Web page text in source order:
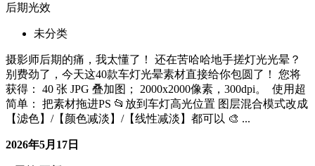
后期光效
未分类
摄影师后期的痛，我太懂了！ 还在苦哈哈地手搓灯光光晕？
别费劲了，今天这40款车灯光晕素材直接给你包圆了！ 您将
获得： 40 张 JPG 叠加图； 2000x2000像素，300dpi。 使用超
简单： 把素材拖进PS 📂放到车灯高光位置 图层混合模式改成
【滤色】/【颜色减淡】/【线性减淡】都可以 🎨 ...
2026年5月17日